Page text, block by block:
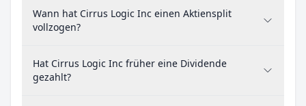
Wann hat Cirrus Logic Inc einen Aktiensplit
vollzogen?
Hat Cirrus Logic Inc früher eine Dividende
gezahlt?